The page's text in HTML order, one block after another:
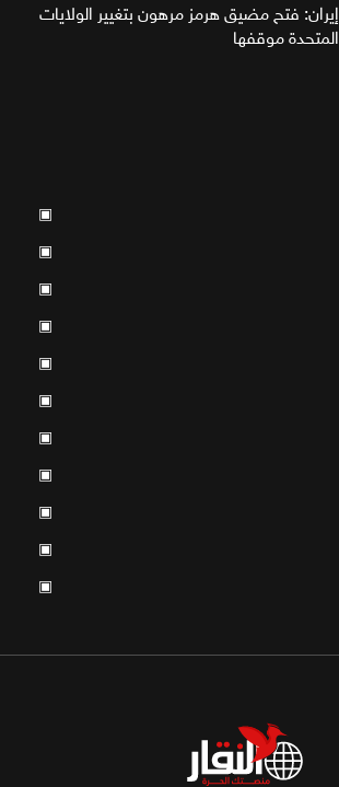
إيران: فتح مضيق هرمز مرهون بتغيير الولايات
المتحدة موقفها
▣
▣
▣
▣
▣
▣
▣
▣
▣
▣
▣